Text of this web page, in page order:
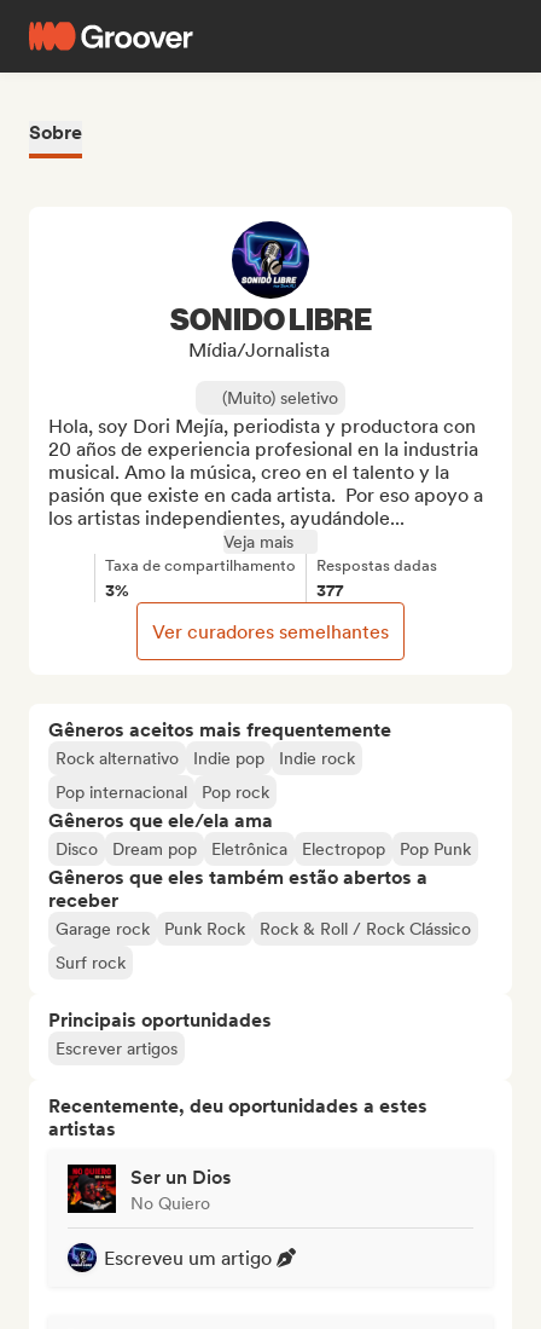
Sobre
Gêneros aceitos mais frequentemente
Rock alternativo Indie pop
Indie rock
Pop internacional
Pop rock
Gêneros que ele/ela ama
Disco Dream pop Eletrônica Electropop Pop Punk
Gêneros que eles também estão abertos a
receber
Garage rock Punk Rock
Rock & Roll / Rock Clássico
Surf rock
Principais oportunidades
Escrever artigos
Recentemente, deu oportunidades a estes
artistas
Ser un Dios
No Quiero
Escreveu um artigo
SONIDO LIBRE
Mídia/Jornalista
(Muito) seletivo
Hola, soy Dori Mejía, periodista y productora con
20 años de experiencia profesional en la industria
musical. Amo la música, creo en el talento y la
pasión que existe en cada artista.  Por eso apoyo a
los artistas independientes, ayudándole...
Veja mais
Taxa de compartilhamento
3%
Respostas dadas
377
Ver curadores semelhantes